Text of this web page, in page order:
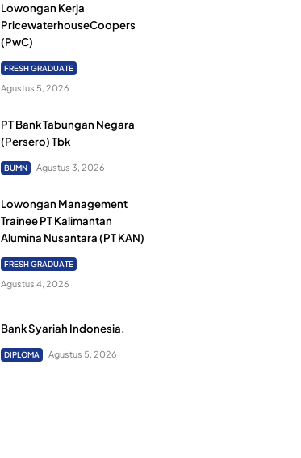
Lowongan Kerja
PricewaterhouseCoopers
(PwC)
FRESH GRADUATE
Agustus 5, 2026
PT Bank Tabungan Negara
(Persero) Tbk
BUMN Agustus 3, 2026
Lowongan Management
Trainee PT Kalimantan
Alumina Nusantara (PT KAN)
FRESH GRADUATE
Agustus 4, 2026
Bank Syariah Indonesia.
DIPLOMA Agustus 5, 2026